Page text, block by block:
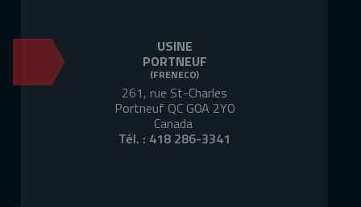
USINE
PORTNEUF
(FRENECO)
261, rue St-Charles
Portneuf QC G0A 2Y0
Canada
Tél. : 418 286-3341